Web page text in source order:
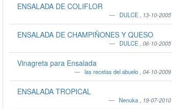
ENSALADA DE COLIFLOR
DULCE 13-10-2005
ENSALADA DE CHAMPIÑONES Y QUESO
DULCE ,06-10-2005
Vinagreta para Ensalada
las recetas del abuelo ,04-10-2009
ENSALADA TROPICAL
Nenuka 19-07-2010